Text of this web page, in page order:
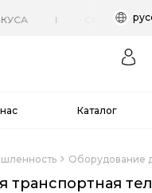
Каталог
Оборудование
транспортная